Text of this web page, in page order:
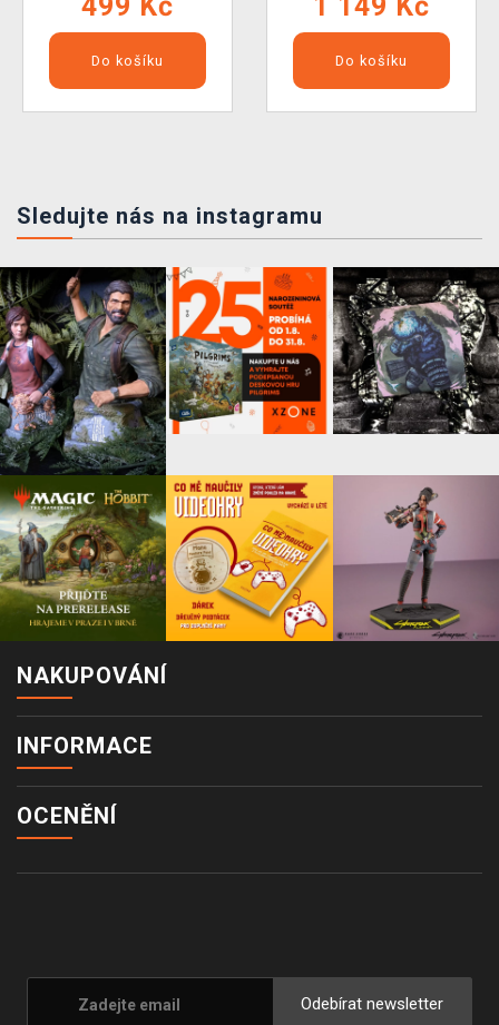
Do košíku Do košíku
Sledujte nás na instagramu
NAKUPOVÁNÍ
INFORMACE
OCENĚNÍ
Odebírat newsletter